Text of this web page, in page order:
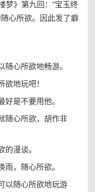
梦》第九回：“宝玉终
心所欲。因此发了癖
心所欲地畅游。
地玩吧！
是不要用他。
心所欲，胡作非
漫谈。
，随心所欲。
随心所欲地玩游